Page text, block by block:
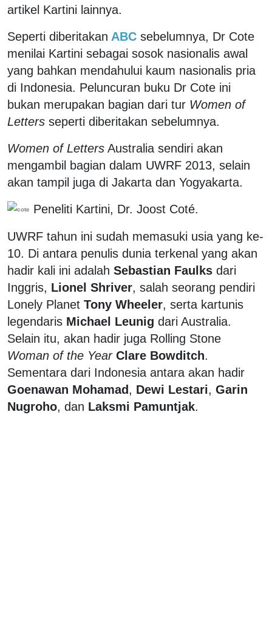
artikel Kartini lainnya.
Seperti diberitakan ABC sebelumnya, Dr Cote
menilai Kartini sebagai sosok nasionalis awal
yang bahkan mendahului kaum nasionalis pria
di Indonesia. Peluncuran buku Dr Cote ini
bukan merupakan bagian dari tur Women of
Letters seperti diberitakan sebelumnya.
Women of Letters Australia sendiri akan
mengambil bagian dalam UWRF 2013, selain
akan tampil juga di Jakarta dan Yogyakarta.
Peneliti Kartini, Dr. Joost Coté.
UWRF tahun ini sudah memasuki usia yang ke-
10. Di antara penulis dunia terkenal yang akan
hadir kali ini adalah Sebastian Faulks dari
Inggris, Lionel Shriver, salah seorang pendiri
Lonely Planet Tony Wheeler, serta kartunis
legendaris Michael Leunig dari Australia.
Selain itu, akan hadir juga Rolling Stone
Woman of the Year Clare Bowditch.
Sementara dari Indonesia antara akan hadir
Goenawan Mohamad, Dewi Lestari, Garin
Nugroho, dan Laksmi Pamuntjak.